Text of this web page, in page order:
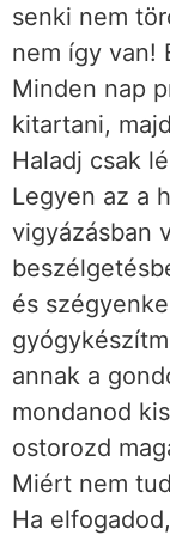
senki nem
nem így van!
Minden nap
kitartani,
Haladj csak
Legyen az a
vigyázásban
és
annak a
mondanod
ostorozd
Miért nem
Ha